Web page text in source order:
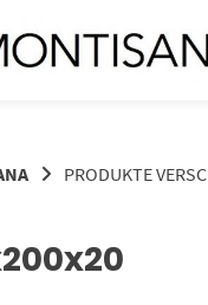
PRODUKTE